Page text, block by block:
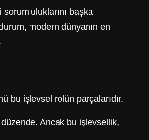
başka
modern dünyanın en
bu işlevsel rolün parçalarıdır.
Ancak bu işlevsellik,